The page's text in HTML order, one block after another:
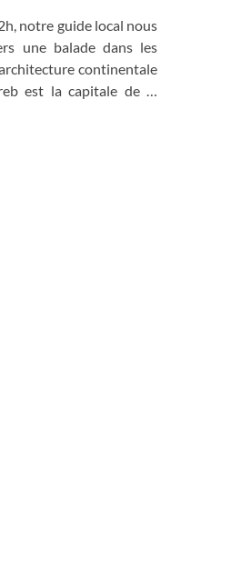
la conformité avec
notre guide local nous
une balade dans les
continentale
est la capitale de la
et de la rivière Sava.
attractions
et temps libre avant le